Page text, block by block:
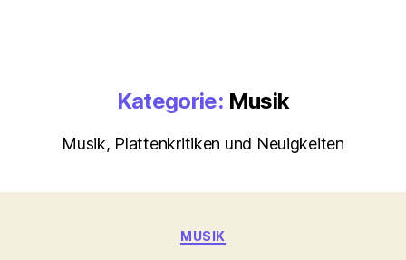
Kategorie: Musik
Musik, Plattenkritiken und Neuigkeiten
Kategorien
MUSIK